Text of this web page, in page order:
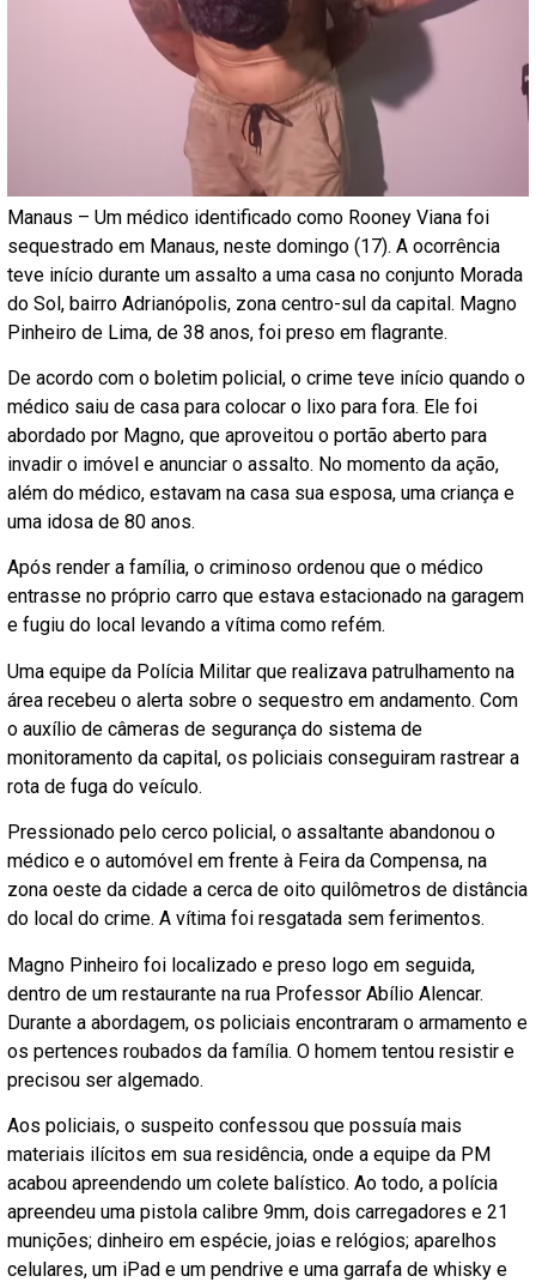
Manaus – Um médico identificado como Rooney Viana foi
sequestrado em Manaus, neste domingo (17). A ocorrência
teve início durante um assalto a uma casa no conjunto Morada
do Sol, bairro Adrianópolis, zona centro-sul da capital. Magno
Pinheiro de Lima, de 38 anos, foi preso em flagrante.
De acordo com o boletim policial, o crime teve início quando o
médico saiu de casa para colocar o lixo para fora. Ele foi
abordado por Magno, que aproveitou o portão aberto para
invadir o imóvel e anunciar o assalto. No momento da ação,
além do médico, estavam na casa sua esposa, uma criança e
uma idosa de 80 anos.
Após render a família, o criminoso ordenou que o médico
entrasse no próprio carro que estava estacionado na garagem
e fugiu do local levando a vítima como refém.
Uma equipe da Polícia Militar que realizava patrulhamento na
área recebeu o alerta sobre o sequestro em andamento. Com
o auxílio de câmeras de segurança do sistema de
monitoramento da capital, os policiais conseguiram rastrear a
rota de fuga do veículo.
Pressionado pelo cerco policial, o assaltante abandonou o
médico e o automóvel em frente à Feira da Compensa, na
zona oeste da cidade a cerca de oito quilômetros de distância
do local do crime. A vítima foi resgatada sem ferimentos.
Magno Pinheiro foi localizado e preso logo em seguida,
dentro de um restaurante na rua Professor Abílio Alencar.
Durante a abordagem, os policiais encontraram o armamento e
os pertences roubados da família. O homem tentou resistir e
precisou ser algemado.
Aos policiais, o suspeito confessou que possuía mais
materiais ilícitos em sua residência, onde a equipe da PM
acabou apreendendo um colete balístico. Ao todo, a polícia
apreendeu uma pistola calibre 9mm, dois carregadores e 21
munições; dinheiro em espécie, joias e relógios; aparelhos
celulares, um iPad e um pendrive e uma garrafa de whisky e